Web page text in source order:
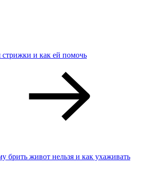
стрижки и как ей помочь
брить живот нельзя и как ухаживать